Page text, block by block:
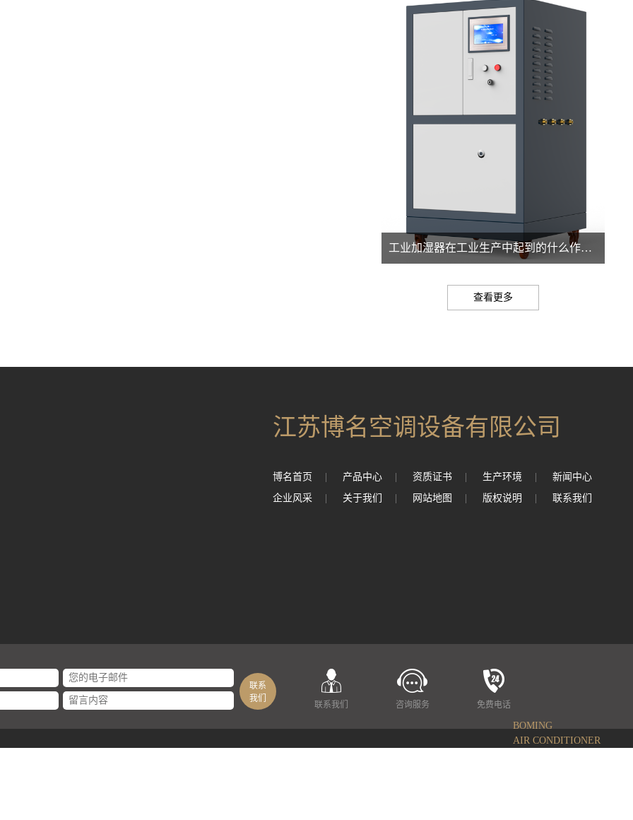
工业加湿器在工业生产中起到的什么作用？
查看更多
江苏博名空调设备有限公司
博名首页 产品中心 资质证书 生产环境
新闻中心
企业风采
关于我们 网站地图 版权说明 联系我们
联系
我们
联系我们 咨询服务 免费电话
BOMING
AIR CONDITIONER